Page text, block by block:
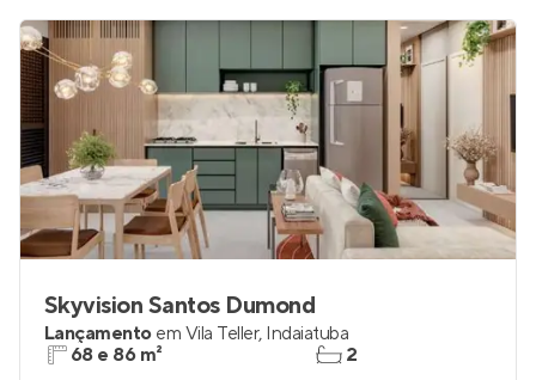
Skyvision Santos Dumond
Lançamento em Vila Teller, Indaiatuba
68 e 86 m²
2